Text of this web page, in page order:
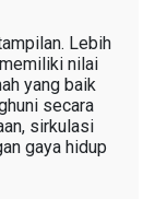
Lebih
nilai
yang baik
secara
sirkulasi
gaya hidup